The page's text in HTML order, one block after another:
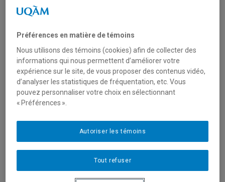
Près du tiers des personnes ont choisi «Aucune» pour les
modalités inacceptables, indiquant ainsi que toutes les
(rouge), suivi du présentiel (bleu), de à distance
Préférences en matière de témoins
Nous utilisons des témoins (cookies) afin de collecter des
informations qui nous permettent d’améliorer votre
expérience sur le site, de vous proposer des contenus vidéo,
d’analyser les statistiques de fréquentation, etc. Vous
pouvez personnaliser votre choix en sélectionnant
« Préférences ».
Tout refuser
Autoriser les témoins